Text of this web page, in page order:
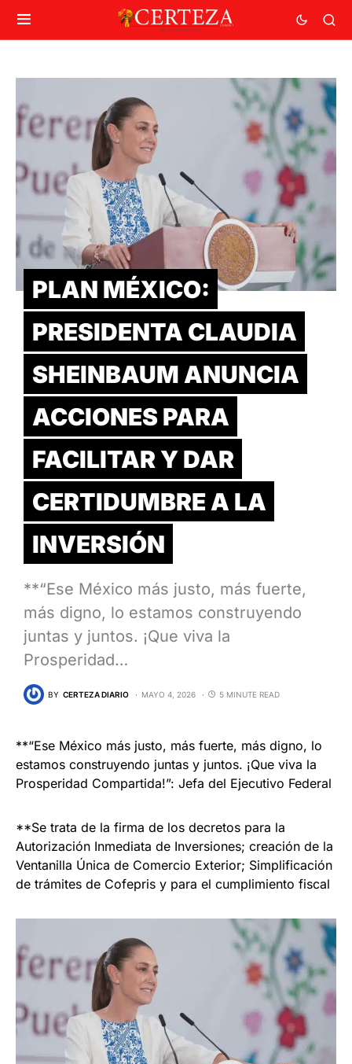
PLAN MÉXICO:
PRESIDENTA CLAUDIA
SHEINBAUM ANUNCIA
ACCIONES PARA
FACILITAR Y DAR
CERTIDUMBRE A LA
INVERSIÓN
**“Ese México más justo, más fuerte,
más digno, lo estamos construyendo
juntas y juntos. ¡Que viva la
Prosperidad…
BY CERTEZA DIARIO MAYO 4, 2026 5 MINUTE READ
**“Ese México más justo, más fuerte, más digno, lo
estamos construyendo juntas y juntos. ¡Que viva la
Prosperidad Compartida!”: Jefa del Ejecutivo Federal
**Se trata de la firma de los decretos para la
Autorización Inmediata de Inversiones; creación de la
Ventanilla Única de Comercio Exterior; Simplificación
de trámites de Cofepris y para el cumplimiento fiscal